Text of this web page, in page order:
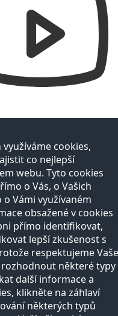
cookies,
co nejlepší
webu. Tyto cookies
o Vás, o Vašich
Vámi využívaném
obsažené v cookies
přímo identifikovat,
lepší zkušenost s
respektujeme Vaše
některé typy
další informace a
klikněte na záhlaví
některých typů